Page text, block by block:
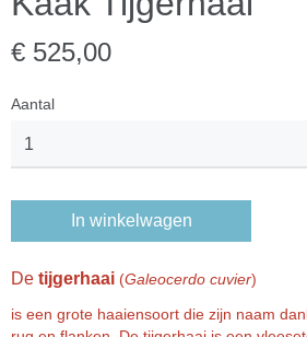
€ 525,00
Aantal
In winkelwagen
De tijgerhaai (Galeocerdo cuvier)
is een grote haaiensoort die zijn naam